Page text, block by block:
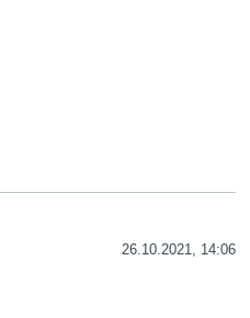
26.10.2021, 14:06